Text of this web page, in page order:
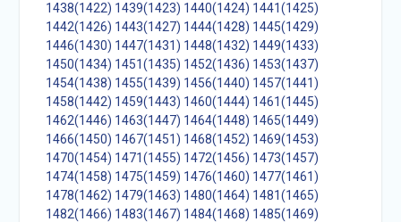
1438(1422) 1439(1423) 1440(1424) 1441(1425)
1442(1426) 1443(1427) 1444(1428) 1445(1429)
1446(1430) 1447(1431) 1448(1432) 1449(1433)
1450(1434) 1451(1435) 1452(1436) 1453(1437)
1454(1438) 1455(1439) 1456(1440) 1457(1441)
1458(1442) 1459(1443) 1460(1444) 1461(1445)
1462(1446) 1463(1447) 1464(1448) 1465(1449)
1466(1450) 1467(1451) 1468(1452) 1469(1453)
1470(1454) 1471(1455) 1472(1456) 1473(1457)
1474(1458) 1475(1459) 1476(1460) 1477(1461)
1478(1462) 1479(1463) 1480(1464) 1481(1465)
1482(1466) 1483(1467) 1484(1468) 1485(1469)